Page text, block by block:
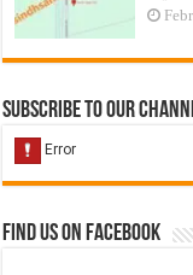
Subscribe to our
Find us on Facebook